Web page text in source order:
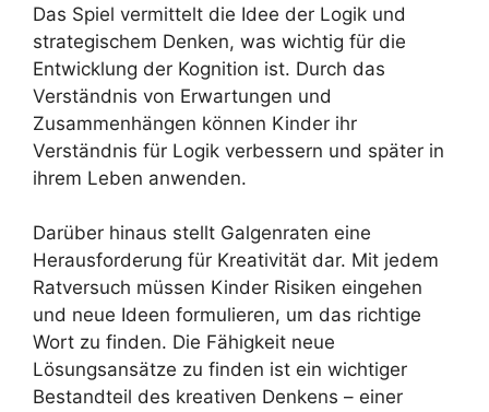
Das Spiel vermittelt die Idee der Logik und
strategischem Denken, was wichtig für die
Entwicklung der Kognition ist. Durch das
Verständnis von Erwartungen und
Zusammenhängen können Kinder ihr
Verständnis für Logik verbessern und später in
ihrem Leben anwenden.
Darüber hinaus stellt Galgenraten eine
Herausforderung für Kreativität dar. Mit jedem
Ratversuch müssen Kinder Risiken eingehen
und neue Ideen formulieren, um das richtige
Wort zu finden. Die Fähigkeit neue
Lösungsansätze zu finden ist ein wichtiger
Bestandteil des kreativen Denkens – einer